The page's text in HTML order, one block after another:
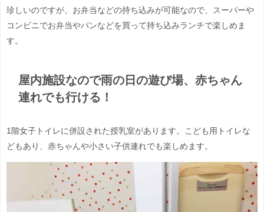
珍しいのですが、お弁当などの持ち込みが可能なので、スーパーや
コンビニでお弁当やパンなどを買って持ち込みランチで楽しめま
す。
屋内施設なので雨の日の遊び場、赤ちゃん
連れでも行ける！
1階女子トイレに併設された授乳室があります。こども用トイレな
どもあり、赤ちゃんや小さい子供連れでも楽しめます。